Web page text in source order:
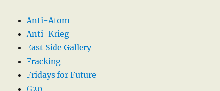
Anti-Atom
Anti-Krieg
East Side Gallery
Fracking
Fridays for Future
G20